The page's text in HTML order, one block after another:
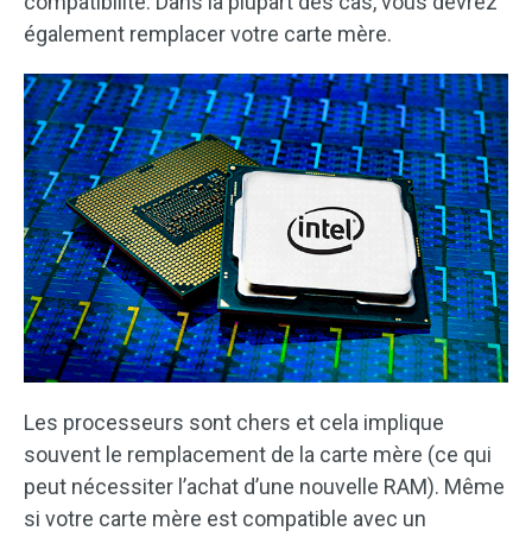
également remplacer votre carte mère.
Les processeurs sont chers et cela implique
souvent le remplacement de la carte mère (ce qui
peut nécessiter l’achat d’une nouvelle RAM). Même
si votre carte mère est compatible avec un